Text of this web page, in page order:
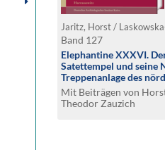
Band 127
Elephantine XXXVI.
Satettempel und seine
Treppenanlage des
Mit Beiträgen von
Theodor Zauzich